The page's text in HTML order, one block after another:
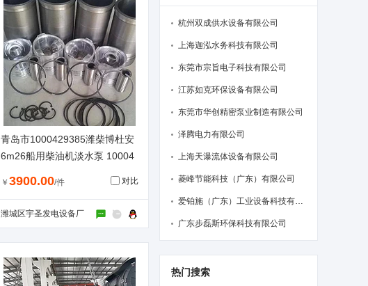
青岛市1000429385潍柴博杜安
6m26船用柴油机淡水泵 10004
￥ 3900.00/件 对比
潍城区宇圣发电设备厂
杭州双成供水设备有限公司
上海迦泓水务科技有限公司
东莞市宗旨电子科技有限公司
江苏如克环保设备有限公司
东莞市华创精密泵业制造有限公司
泽腾电力有限公司
上海天瀑流体设备有限公司
菱峰节能科技（广东）有限公司
爱铂施（广东）工业设备科技有限公司
广东步磊斯环保科技有限公司
热门搜索